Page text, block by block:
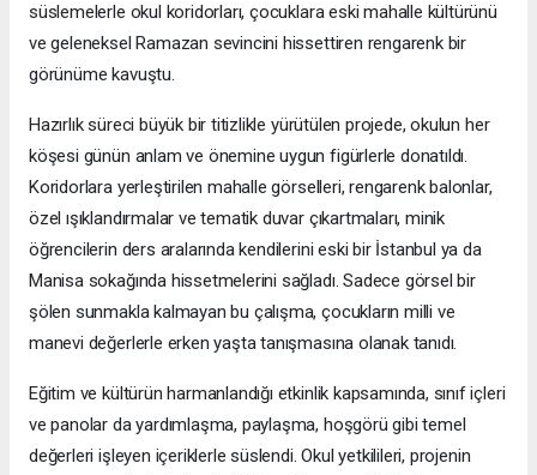
süslemelerle okul koridorları, çocuklara eski mahalle kültürünü
ve geleneksel Ramazan sevincini hissettiren rengarenk bir
görünüme kavuştu.
Hazırlık süreci büyük bir titizlikle yürütülen projede, okulun her
köşesi günün anlam ve önemine uygun figürlerle donatıldı.
Koridorlara yerleştirilen mahalle görselleri, rengarenk balonlar,
özel ışıklandırmalar ve tematik duvar çıkartmaları, minik
öğrencilerin ders aralarında kendilerini eski bir İstanbul ya da
Manisa sokağında hissetmelerini sağladı. Sadece görsel bir
şölen sunmakla kalmayan bu çalışma, çocukların milli ve
manevi değerlerle erken yaşta tanışmasına olanak tanıdı.
Eğitim ve kültürün harmanlandığı etkinlik kapsamında, sınıf içleri
ve panolar da yardımlaşma, paylaşma, hoşgörü gibi temel
değerleri işleyen içeriklerle süslendi. Okul yetkilileri, projenin